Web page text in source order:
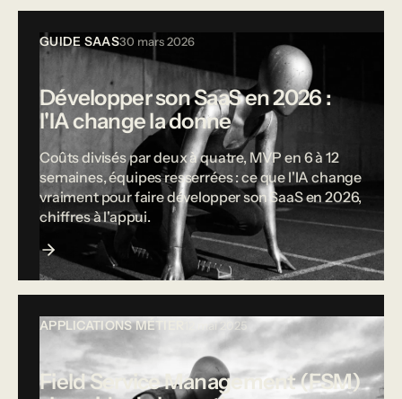
GUIDE SAAS30 mars 2026
Développer son SaaS en 2026 :
l'IA change la donne
Coûts divisés par deux à quatre, MVP en 6 à 12
semaines, équipes resserrées : ce que l'IA change
vraiment pour faire développer son SaaS en 2026,
chiffres à l'appui.
APPLICATIONS MÉTIER 12 mai 2025
Field Service Management (FSM)